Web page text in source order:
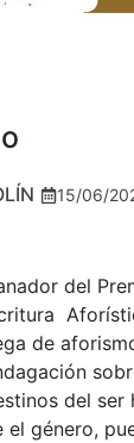
15/06/
del
de
del ser
género,